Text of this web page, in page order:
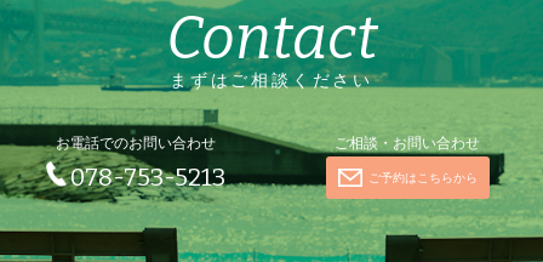
Contact
まずはご相談ください
お電話でのお問い合わせ
078-753-5213
ご相談・お問い合わせ
ご予約はこちらから